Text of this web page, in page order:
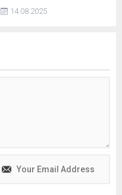
hastanede Acil Tıp Uzmanı
olarak görev yapan doktor
intiharımı erteledim" yazılı
14.08.2025